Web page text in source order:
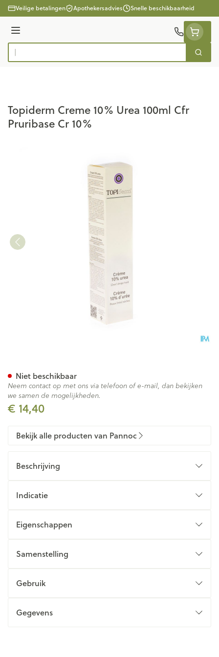
Ga naar de inhoud
Veilige betalingen Apothekersadvies Snelle beschikbaarheid
Menu
Product, merk, categorie...
Zoek
Topiderm Creme 10% Urea 100ml Cfr
Pruribase Cr 10%
€ 14,40
Niet beschikbaar
Neem contact op met ons via telefoon of e-mail, dan bekijken
we samen de mogelijkheden.
Bekijk alle producten van Pannoc
Beschrijving
Indicatie
Eigenschappen
Samenstelling
Gebruik
Gegevens